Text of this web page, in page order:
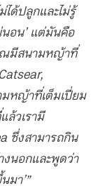
ด้ปลูกและไม่รู้
อน’ แต่มันคือ
ณมีสนามหญ้าที่
หญ้าที่เต็มเปี่ยม
ล้วเรามี
ซึ่งสามารถกิน
นอกและพูดว่า
มา’”